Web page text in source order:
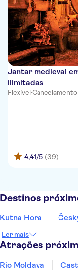
Jantar medieval
ilimitadas
Flexível·
4,41/5 (39)
Destinos
Kutna Hora
Ler mais
Atrações
Rio Moldava